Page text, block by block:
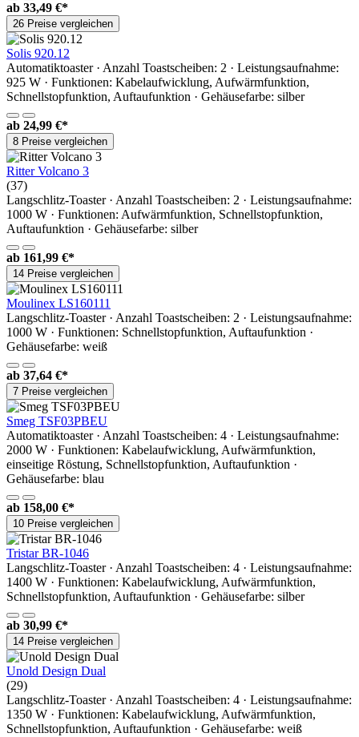
ab 33,49 €*
26 Preise vergleichen
Solis 920.12
Automatiktoaster · Anzahl Toastscheiben: 2 · Leistungsaufnahme:
925 W · Funktionen: Kabelaufwicklung, Aufwärmfunktion,
Schnellstopfunktion, Auftaufunktion · Gehäusefarbe: silber
ab 24,99 €*
8 Preise vergleichen
Ritter Volcano 3
(37)
Langschlitz-Toaster · Anzahl Toastscheiben: 2 · Leistungsaufnahme:
1000 W · Funktionen: Aufwärmfunktion, Schnellstopfunktion,
Auftaufunktion · Gehäusefarbe: silber
ab 161,99 €*
14 Preise vergleichen
Moulinex LS160111
Langschlitz-Toaster · Anzahl Toastscheiben: 2 · Leistungsaufnahme:
1000 W · Funktionen: Schnellstopfunktion, Auftaufunktion ·
Gehäusefarbe: weiß
ab 37,64 €*
7 Preise vergleichen
Smeg TSF03PBEU
Automatiktoaster · Anzahl Toastscheiben: 4 · Leistungsaufnahme:
2000 W · Funktionen: Kabelaufwicklung, Aufwärmfunktion,
einseitige Röstung, Schnellstopfunktion, Auftaufunktion ·
Gehäusefarbe: blau
ab 158,00 €*
10 Preise vergleichen
Tristar BR-1046
Langschlitz-Toaster · Anzahl Toastscheiben: 4 · Leistungsaufnahme:
1400 W · Funktionen: Kabelaufwicklung, Aufwärmfunktion,
Schnellstopfunktion, Auftaufunktion · Gehäusefarbe: silber
ab 30,99 €*
14 Preise vergleichen
Unold Design Dual
(29)
Langschlitz-Toaster · Anzahl Toastscheiben: 4 · Leistungsaufnahme:
1350 W · Funktionen: Kabelaufwicklung, Aufwärmfunktion,
Schnellstopfunktion, Auftaufunktion · Gehäusefarbe: weiß